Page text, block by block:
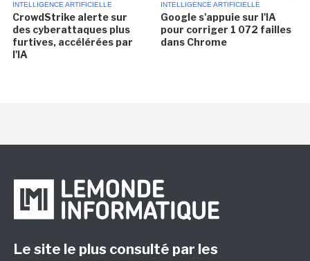
INTELLIGENCE ARTIFICIELLE
CrowdStrike alerte sur
des cyberattaques plus
furtives, accélérées par
l'IA
INTELLIGENCE ARTIFICIELLE
Google s'appuie sur l'IA
pour corriger 1 072 failles
dans Chrome
Le site le plus consulté par les